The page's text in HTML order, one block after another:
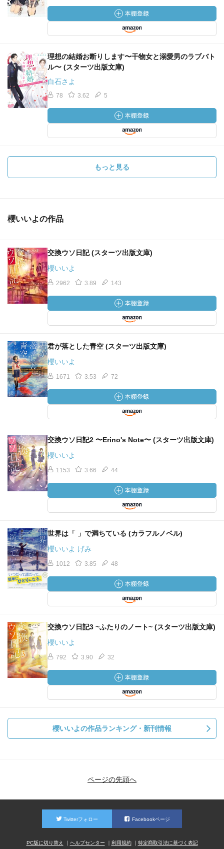
理想の結婚お断りします〜干物女と溺愛男のラブバト
ル〜 (スターツ出版文庫)
白石さよ
78 3.62 5
もっと見る
櫻いいよの作品
交換ウソ日記 (スターツ出版文庫)
櫻いいよ
2962 3.89 143
君が落とした青空 (スターツ出版文庫)
櫻いいよ
1671 3.53 72
交換ウソ日記2 〜Erino's Note〜 (スターツ出版文庫)
櫻いいよ
1153 3.66 44
世界は「 」で満ちている (カラフルノベル)
櫻いいよ げみ
1012 3.85 48
交換ウソ日記3 ~ふたりのノート~ (スターツ出版文庫)
櫻いいよ
792 3.90 32
櫻いいよの作品ランキング・新刊情報
ページの先頭へ
Twitterフォロー Facebookページ
PC版に切り替え ヘルプセンター 利用規約 特定商取引法に基づく表記